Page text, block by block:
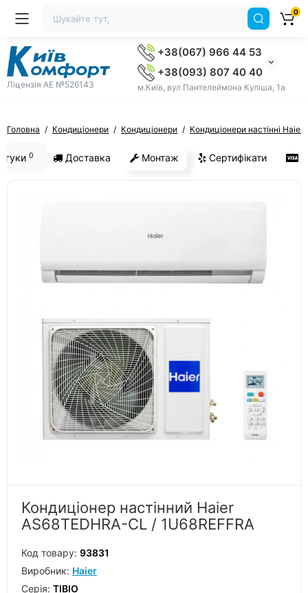
Ліцензія AE №526143
+38(067) 966 44 53
+38(093) 807 40 40
м.Київ, вул Пантелеймона Куліша, 1а
0
Головна Кондиціонери Кондиціонери Кондиціонери настінні Haier
0 Доставка Монтаж Сертифікати
Кондиціонер настінний Haier
AS68TEDHRA-CL / 1U68REFFRA
Код товару: 93831
Виробник: Haier
Серiя: TIBIO